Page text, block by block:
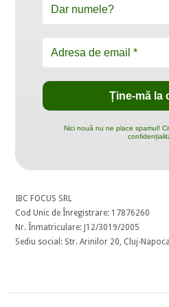
Nici nouă nu ne place spamul!
IBC FOCUS SRL
Cod Unic de Înregistrare: 17876260
Nr. Înmatriculare: J12/3019/2005
Sediu social: Str. Arinilor 20, Cluj-Napoca